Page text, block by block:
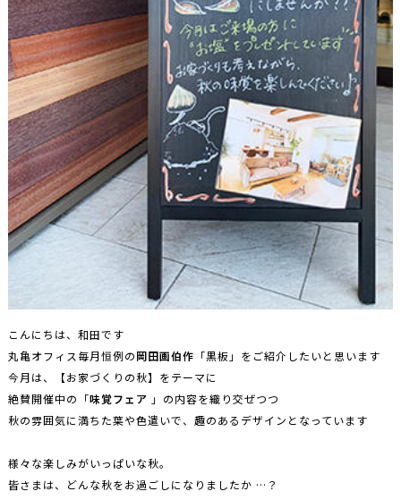
こんにちは、和田です
丸亀オフィス毎月恒例の岡田画伯作 「黒板」をご紹介したいと思います
今月は、【お家づくりの秋】をテーマに
絶賛開催中の「味覚フェア 」の内容を織り交ぜつつ
秋の雰囲気に満ちた葉や色遣いで、趣のあるデザインとなっています
様々な楽しみがいっぱいな秋。
皆さまは、どんな秋をお過ごしになりましたか …？